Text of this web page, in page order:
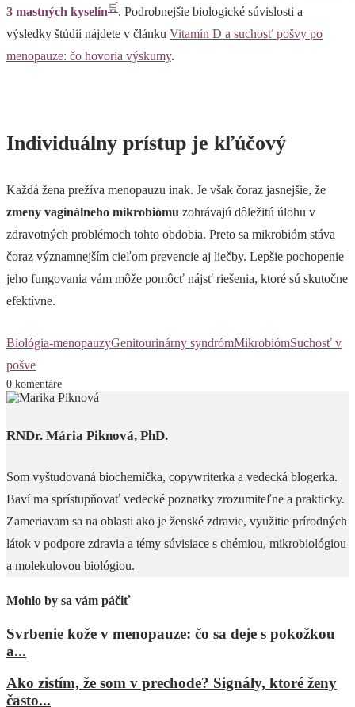
3 mastných kyselín 🛒 . Podrobnejšie biologické súvislosti a
výsledky štúdií nájdete v článku Vitamín D a suchosť pošvy po
menopauze: čo hovoria výskumy.
Individuálny prístup je kľúčový
Každá žena prežíva menopauzu inak. Je však čoraz jasnejšie, že
zmeny vaginálneho mikrobiómu zohrávajú dôležitú úlohu v
zdravotných problémoch tohto obdobia. Preto sa mikrobióm stáva
čoraz významnejším cieľom prevencie aj liečby. Lepšie pochopenie
jeho fungovania vám môže pomôcť nájsť riešenia, ktoré sú skutočne
efektívne.
Biológia-menopauzyGenitourinárny syndrómMikrobiómSuchosť v
pošve
0 komentáre
RNDr. Mária Piknová, PhD.
Som vyštudovaná biochemička, copywriterka a vedecká blogerka.
Baví ma sprístupňovať vedecké poznatky zrozumiteľne a prakticky.
Zameriavam sa na oblasti ako je ženské zdravie, využitie prírodných
látok v podpore zdravia a témy súvisiace s chémiou, mikrobiológiou
a molekulovou biológiou.
Mohlo by sa vám páčiť
Svrbenie kože v menopauze: čo sa deje s pokožkou
a...
Ako zistím, že som v prechode? Signály, ktoré ženy
často...